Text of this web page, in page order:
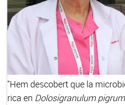
"Hem descobert que la
rica en Dolosigranulum pigrum